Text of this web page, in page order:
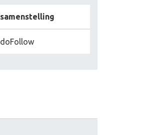
samenstelling
doFollow